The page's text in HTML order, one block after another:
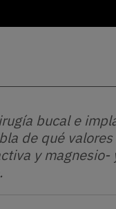
bucal e
de qué
y